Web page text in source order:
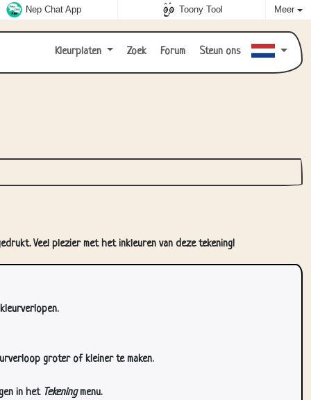
Nep Chat App Toony Tool Meer
Kleurplaten Zoek Forum Steun ons
Veel plezier met het inkleuren van deze tekening!
groter of kleiner te maken.
in het Tekeningmenu.